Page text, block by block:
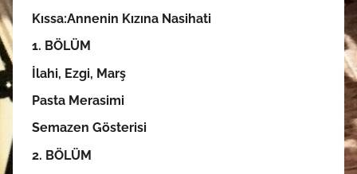
Kıssa:Annenin Kızına Nasihati
1. BÖLÜM
İlahi, Ezgi, Marş
Pasta Merasimi
Semazen Gösterisi
2. BÖLÜM